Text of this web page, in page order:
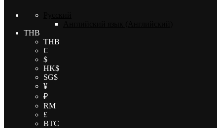
THB
THB
€
$
HK$
SG$
¥
₽
RM
£
BTC